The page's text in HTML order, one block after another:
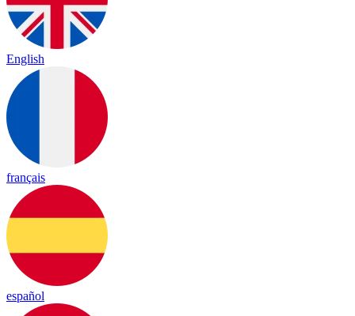
English
français
español